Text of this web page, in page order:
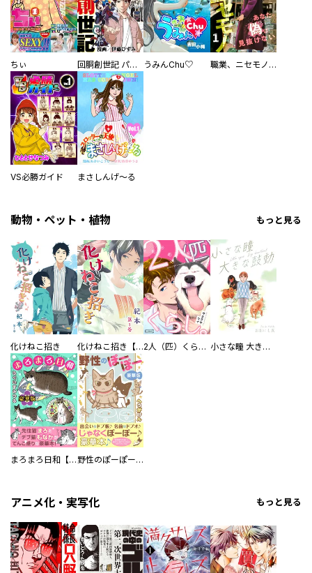
ちぃ 回胴創世記 パチスロを創った男達 うみんChu♡ 職業、ニセモノ～あなたに偽は見抜けない【電子単行本版】
VS必勝ガイド まさしんげ～る
動物・ペット・植物 もっと見る
化けねこ招き 化けねこ招き【描きおろし付合冊版】 2人（匹）くらし。 小さな瞳 大きな鼓動
まろまろ日和【豪華版】 野性のぽーぽー【豪華版】
アニメ化・実写化 もっと見る